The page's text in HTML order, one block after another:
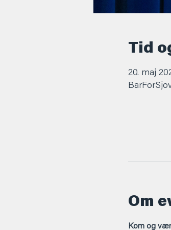
Tid
20. maj
Om
Kom og